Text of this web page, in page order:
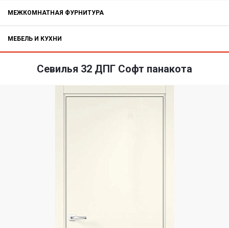
МЕЖКОМНАТНАЯ ФУРНИТУРА
МЕБЕЛЬ И КУХНИ
Севилья 32 ДПГ Софт панакота